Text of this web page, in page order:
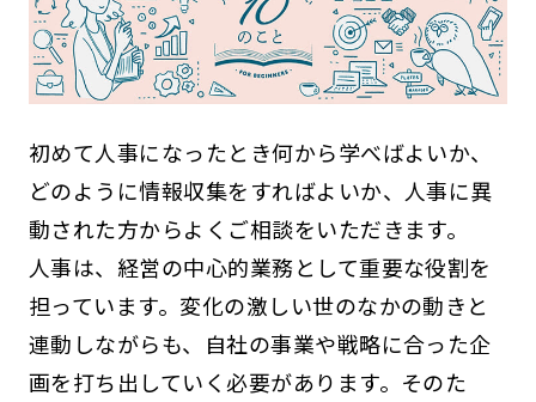
初めて人事になったとき何から学べばよいか、
どのように情報収集をすればよいか、人事に異
動された方からよくご相談をいただきます。
人事は、経営の中心的業務として重要な役割を
担っています。変化の激しい世のなかの動きと
連動しながらも、自社の事業や戦略に合った企
画を打ち出していく必要があります。そのた